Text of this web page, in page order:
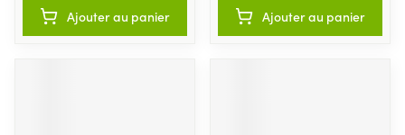
Ajouter au panier Ajouter au panier